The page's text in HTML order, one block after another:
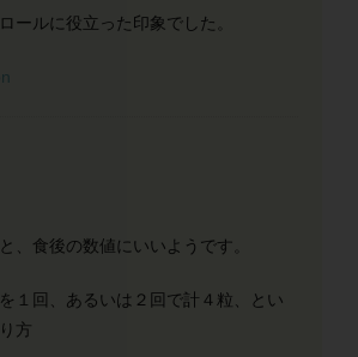
ールに役立った印象でした。
、食後の数値にいいようです。
１回、あるいは２回で計４粒、とい
方